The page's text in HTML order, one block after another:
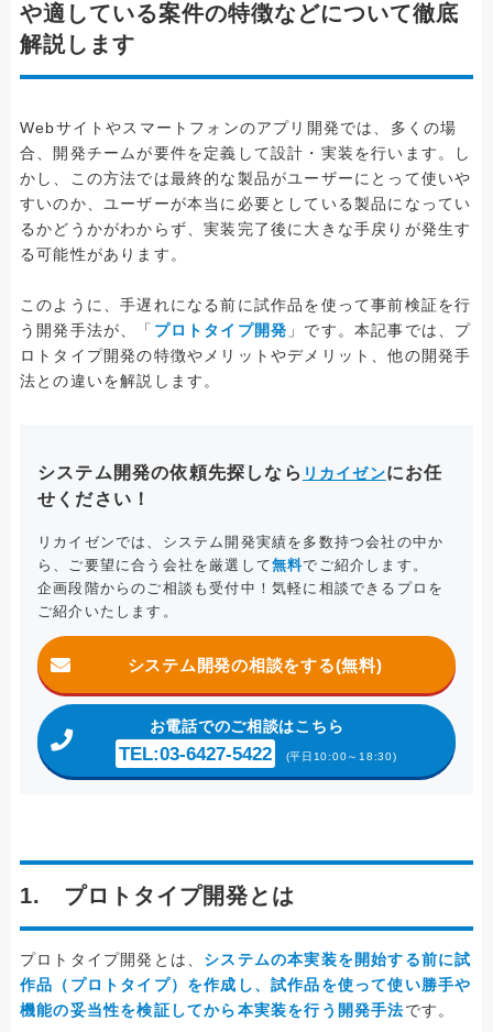
や適している案件の特徴などについて徹底
解説します
Webサイトやスマートフォンのアプリ開発では、多くの場
合、開発チームが要件を定義して設計・実装を行います。し
かし、この方法では最終的な製品がユーザーにとって使いや
すいのか、ユーザーが本当に必要としている製品になってい
るかどうかがわからず、実装完了後に大きな手戻りが発生す
る可能性があります。
このように、手遅れになる前に試作品を使って事前検証を行
う開発手法が、「 プロトタイプ開発 」です。本記事では、プ
ロトタイプ開発の特徴やメリットやデメリット、他の開発手
法との違いを解説します。
システム開発の依頼先探しなら リカイゼンにお任
せください！
リカイゼンでは、システム開発実績を多数持つ会社の中か
ら、ご要望に合う会社を厳選して無料でご紹介します。
企画段階からのご相談も受付中！気軽に相談できるプロを
ご紹介いたします。
システム開発の相談をする(無料)
お電話でのご相談はこちら
TEL:03-6427-5422 (平日10:00～18:30)
1. プロトタイプ開発とは
プロトタイプ開発とは、 システムの本実装を開始する前に試
作品（プロトタイプ）を作成し、試作品を使って使い勝手や
機能の妥当性を検証してから本実装を行う開発手法です。